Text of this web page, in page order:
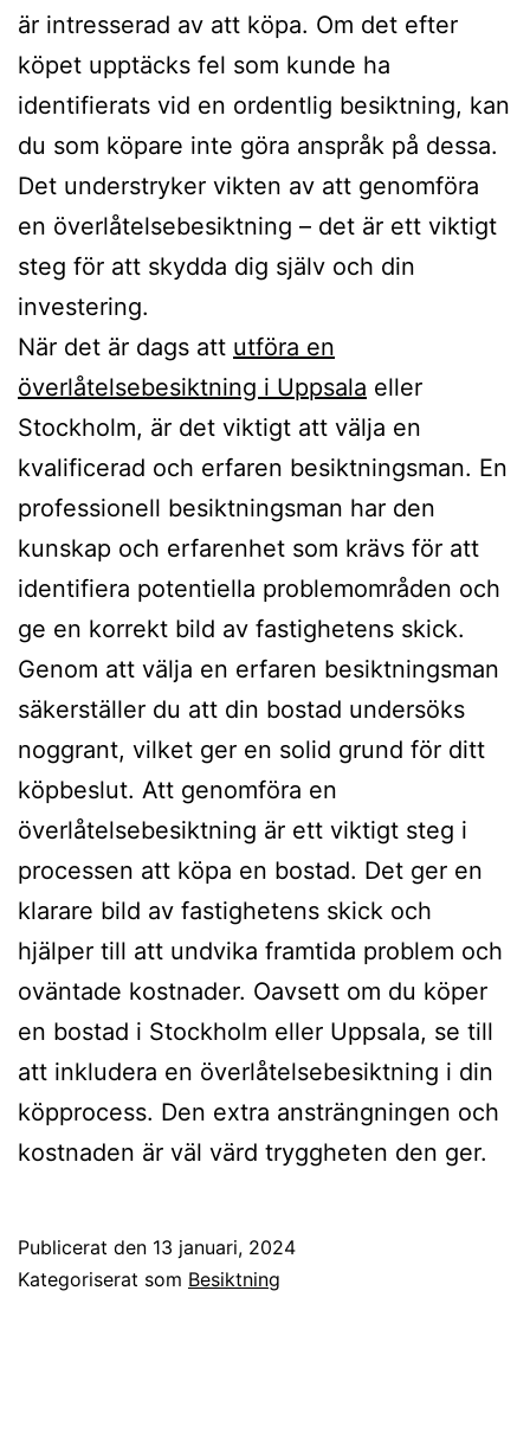
är intresserad av att köpa. Om det efter
köpet upptäcks fel som kunde ha
identifierats vid en ordentlig besiktning, kan
du som köpare inte göra anspråk på dessa.
Det understryker vikten av att genomföra
en överlåtelsebesiktning – det är ett viktigt
steg för att skydda dig själv och din
investering.
När det är dags att utföra en
överlåtelsebesiktning i Uppsala eller
Stockholm, är det viktigt att välja en
kvalificerad och erfaren besiktningsman. En
professionell besiktningsman har den
kunskap och erfarenhet som krävs för att
identifiera potentiella problemområden och
ge en korrekt bild av fastighetens skick.
Genom att välja en erfaren besiktningsman
säkerställer du att din bostad undersöks
noggrant, vilket ger en solid grund för ditt
köpbeslut. Att genomföra en
överlåtelsebesiktning är ett viktigt steg i
processen att köpa en bostad. Det ger en
klarare bild av fastighetens skick och
hjälper till att undvika framtida problem och
oväntade kostnader. Oavsett om du köper
en bostad i Stockholm eller Uppsala, se till
att inkludera en överlåtelsebesiktning i din
köpprocess. Den extra ansträngningen och
kostnaden är väl värd tryggheten den ger.
Publicerat den 13 januari, 2024
Kategoriserat som Besiktning